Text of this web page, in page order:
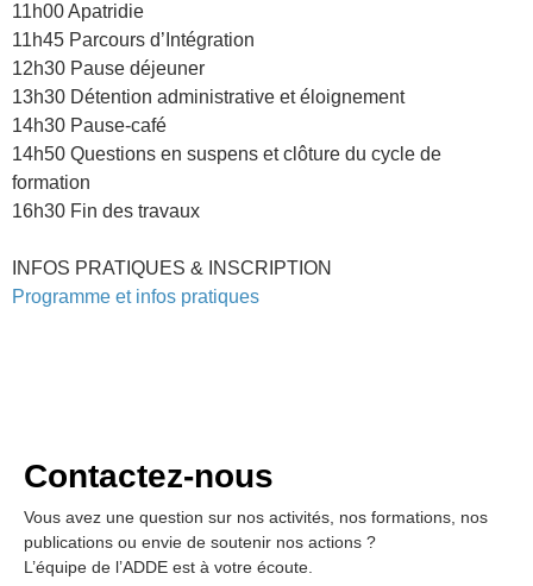
11h00 Apatridie
11h45 Parcours d’Intégration
12h30 Pause déjeuner
13h30 Détention administrative et éloignement
14h30 Pause-café
14h50 Questions en suspens et clôture du cycle de
formation
16h30 Fin des travaux
INFOS PRATIQUES & INSCRIPTION
Programme et infos pratiques
Contactez-nous
Vous avez une question sur nos activités, nos formations, nos
publications ou envie de soutenir nos actions ?
L’équipe de l’ADDE est à votre écoute.